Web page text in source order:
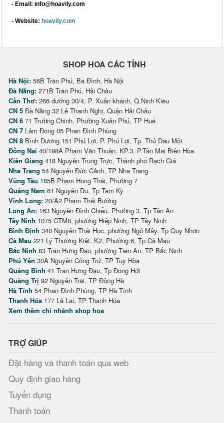
- Email: info@hoavily.com
- Website: hoavily.com
SHOP HOA CÁC TỈNH
Hà Nội: 56B Trần Phú, Ba Đình, Hà Nội
Đà Nẵng: 271B Trần Phú, Hải Châu
Cần Thơ: 266 đường 30/4, P. Xuân khánh, Q.Ninh Kiều
CN 5 Đà Nẵng 32 Lê Thanh Nghị, Quận Hải Châu
CN 6 71 Trường Chinh, Phường Xuân Phú, TP Huế
CN 7 Lâm Đồng 05 Phan Đình Phùng
CN 8 Bình Dương 151 Phú Lợi, P. Phú Lợi, Tp. Thủ Dầu Một
Đồng Nai 40/198A Phạm Văn Thuận, KP.3, P.Tân Mai Biên Hòa
Kiên Giang 418 Nguyễn Trung Trực, Thành phố Rạch Giá
Nha Trang 54 Nguyễn Đức Cảnh, TP Nha Trang
Vũng Tàu 185B Phạm Hồng Thái, Phường 7
Quảng Nam 61 Nguyễn Du, Tp Tam Kỳ
Vĩnh Long: 20/A2 Phạm Thái Bường
Long An: 163 Nguyễn Đình Chiểu, Phường 3, Tp Tân An
Tây Ninh 1075 CTM8, phường Hiệp Ninh, TP Tây Ninh
Bình Định 340 Nguyễn Thái Học, phường Ngô Mây, Tp Quy Nhơn
Cà Mau 221 Lý Thường Kiệt, K2, Phường 6, Tp Cà Mau
Bắc Ninh 83 Trần Hưng Đạo, phường Tiền An, TP Bắc Ninh
Phú Yên 30A Nguyễn Công Trứ, TP Tuy Hòa
Quảng Bình 41 Trần Hưng Đạo, Tp Đồng Hới
Quảng Trị 92 Nguyễn Trãi, TP Đông Hà
Hà Tĩnh 54 Phan Đình Phùng, TP Hà Tĩnh
Thanh Hóa 177 Lê Lai, TP Thanh Hóa
Xem thêm chi nhánh shop hoa
TRỢ GIÚP
Đặt hàng và thanh toán qua web
Quy định giao hàng
Tuyển dụng
Thanh toán